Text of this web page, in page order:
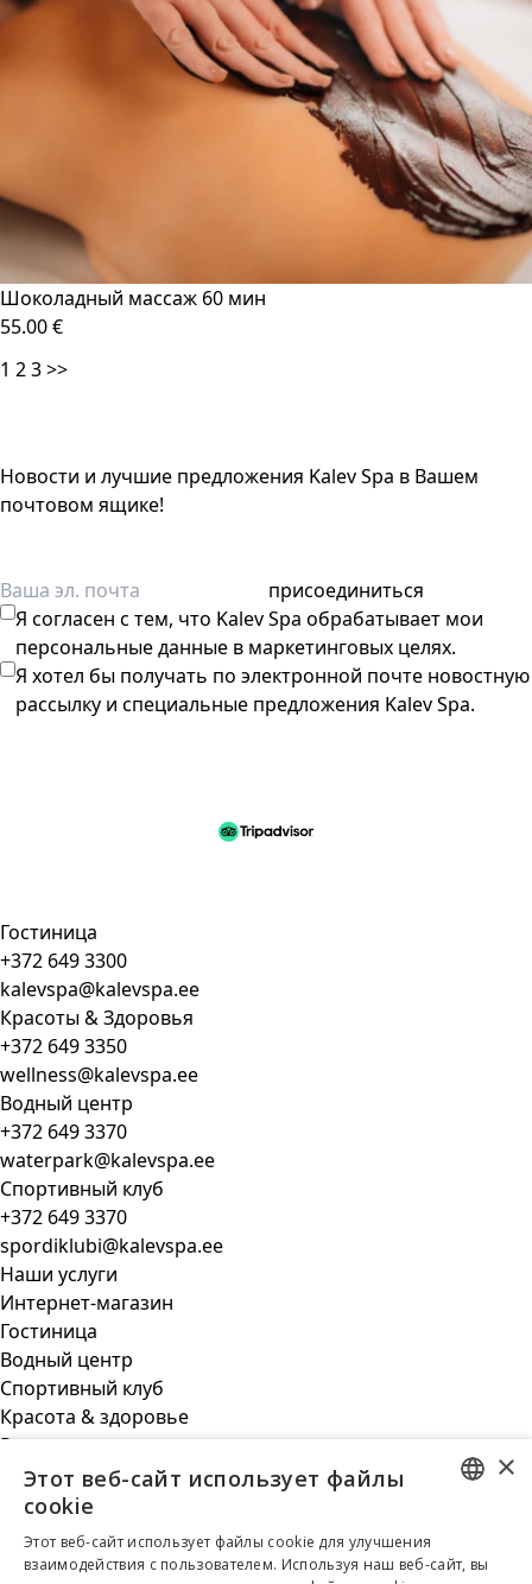
Шоколадный массаж 60 мин
55.00 €
1 23>>
Новости и лучшие предложения Kalev Spa в Вашем
почтовом ящике!
присоединиться
Я согласен с тем, что Kalev Spa обрабатывает мои
персональные данные в маркетинговых целях.
Я хотел бы получать по электронной почте новостную
рассылку и специальные предложения Kalev Spa.
Гостиница
+372 649 3300
kalevspa@kalevspa.ee
Красоты & Здоровья
+372 649 3350
wellness@kalevspa.ee
Водный центр
+372 649 3370
waterpark@kalevspa.ee
Спортивный клуб
+372 649 3370
spordiklubi@kalevspa.ee
Наши услуги
Интернет-магазин
Гостиница
Водный центр
Спортивный клуб
Красота & здоровье
Ресторан
Бизнес клиент
Общая информация
Парковка
Новости
ENGLISH
×
Этот веб-сайт использует файлы
cookie
Этот веб-сайт использует файлы cookie для улучшения
взаимодействия с пользователем. Используя наш веб-сайт, вы